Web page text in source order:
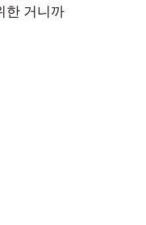
한 거니까